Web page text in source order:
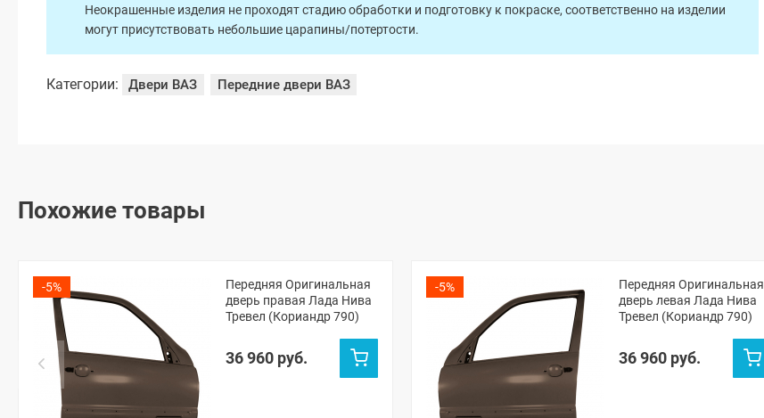
Неокрашенные изделия не проходят стадию обработки и подготовку к покраске, соответственно на изделии
могут присутствовать небольшие царапины/потертости.
Категории: Двери ВАЗ Передние двери ВАЗ
Похожие товары
-5%
Передняя Оригинальная
дверь правая Лада Нива
Тревел (Кориандр 790)
36 960 руб.
-5%
Передняя Оригинальная
дверь левая Лада Нива
Тревел (Кориандр 790)
36 960 руб.